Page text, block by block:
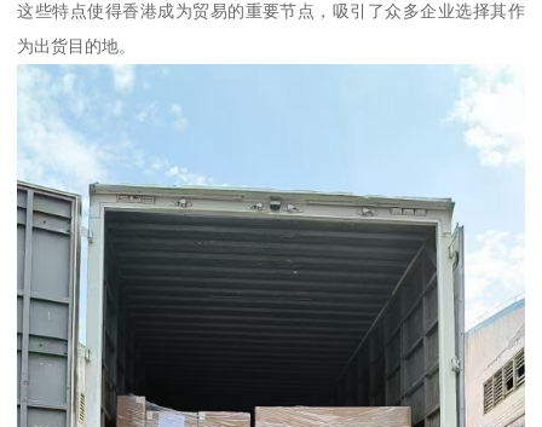
这些特点使得香港成为贸易的重要节点，吸引了众多企业选择其作
为出货目的地。